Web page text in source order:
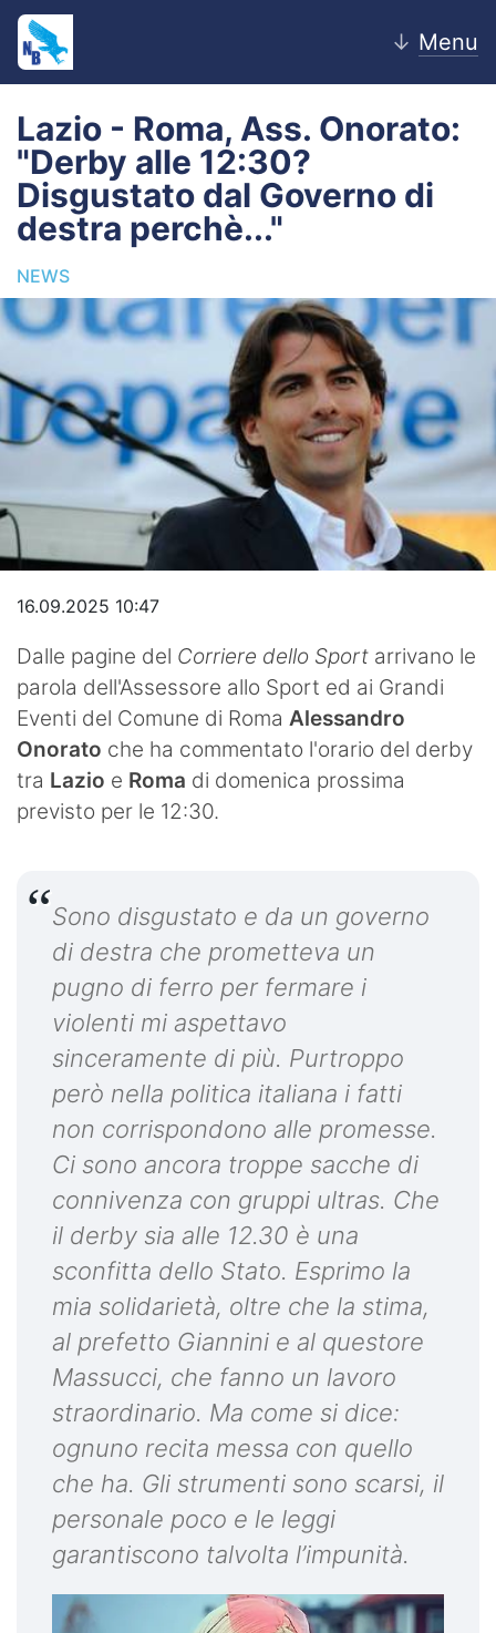
↓ Menu
Home
News
Editoriale
Pagelle
Settore Giovanile
Lazio Women
Calciomercato
Video
Lazio - Roma, Ass. Onorato:
"Derby alle 12:30?
Disgustato dal Governo di
destra perchè..."
NEWS
16.09.2025 10:47
Dalle pagine del Corriere dello Sport arrivano le
parola dell'Assessore allo Sport ed ai Grandi
Eventi del Comune di Roma Alessandro
Onorato che ha commentato l'orario del derby
tra Lazio e Roma di domenica prossima
previsto per le 12:30.
Sono disgustato e da un governo
di destra che prometteva un
pugno di ferro per fermare i
violenti mi aspettavo
sinceramente di più. Purtroppo
però nella politica italiana i fatti
non corrispondono alle promesse.
Ci sono ancora troppe sacche di
connivenza con gruppi ultras. Che
il derby sia alle 12.30 è una
sconfitta dello Stato. Esprimo la
mia solidarietà, oltre che la stima,
al prefetto Giannini e al questore
Massucci, che fanno un lavoro
straordinario. Ma come si dice:
ognuno recita messa con quello
che ha. Gli strumenti sono scarsi, il
personale poco e le leggi
garantiscono talvolta l’impunità.